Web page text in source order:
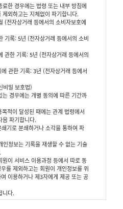
한 경우에는 법령 또는 내부 방침에
외하고는 지체없이 파기합니다.
(전자상거래 등에서의 소비자보호에
기록: 5년 (전자상거래 등에서의 소비
관한 기록: 5년 (전자상거래 등에서의
관한 기록: 3년 (전자상거래 등에서
비밀 보호법)
경우에는 개별 동의에 따른 기간까
적이 달성된 때에는 관계 법령에서
음 파기합니다.
기로 분쇄하거나 소각을 통하여 파
정보는 기록을 재생할 수 없는 기술
이 서비스 이용과정 등에서 따로 동
를 제외하고는 회원이 개인정보를 위
이용하거나 제3자에게 제공 또는 공
니다.